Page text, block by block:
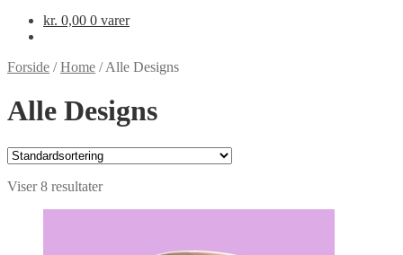
kr. 0,00 0 varer
Forside /Home /Alle Designs
Alle Designs
Viser 8 resultater